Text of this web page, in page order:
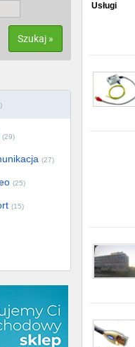
Szukaj »
(29)
(27)
(25)
(15)
Usługi